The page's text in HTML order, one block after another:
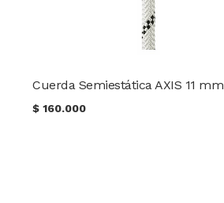
Cuerda Semiestática AXIS 11 mm
$160.000